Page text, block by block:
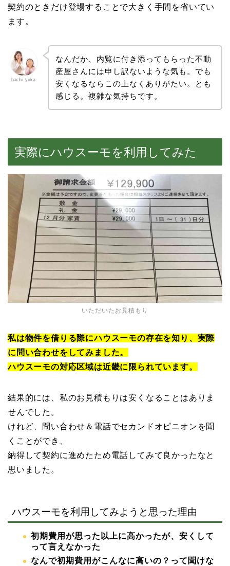
契約のときだけ登場することで大きく手間を省いてい
ます。
hachi_yuka
なんだか、内覧に付き添ってもらった不動
産屋さんには申し訳ないような気も。でも
安くなるならこの上なくありがたい。とも
感じる。複雑な気持ちです。
実際にハウスーモを利用してみた
いただいたお見積もり
私は物件を借りる際にハウスーモの存在を知り、実際
に問い合わせをしてみました。
ハウスーモの対応区域は近畿に限られています。
結果的には、私のお見積もりは安くなることはありま
せんでした。
けれど、問い合わせ＆電話でセカンドオピニオンを聞
くことができ、
納得して契約に進めたため電話してみて良かったなと
思いました。
ハウスーモを利用してみようと思った理由
初期費用が思った以上に高かったが、安くして
って言えなかった
なんで初期費用がこんなに高いの？って聞けな